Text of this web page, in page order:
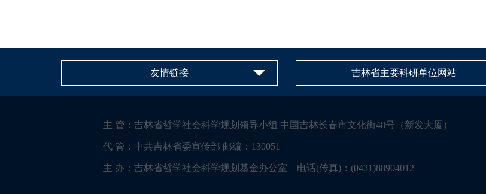
友情链接 吉林省主要科研单位网站
主 管：吉林省哲学社会科学规划领导小组 中国吉林长春市文化街48号（新发大厦）
代 管：中共吉林省委宣传部 邮编：130051
主 办：吉林省哲学社会科学规划基金办公室 电话(传真)：(0431)88904012